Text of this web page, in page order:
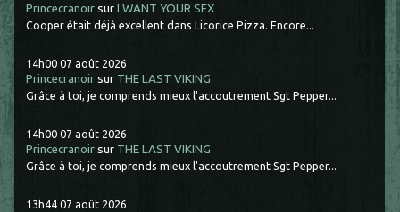
Princecranoir surI WANT YOUR SEX
Cooper était déjà excellent dans Licorice Pizza. Encore...
14h00 07 août 2026
Princecranoir sur THE LAST VIKING
Grâce à toi, je comprends mieux l'accoutrement Sgt Pepper...
14h00 07 août 2026
Princecranoir sur THE LAST VIKING
Grâce à toi, je comprends mieux l'accoutrement Sgt Pepper...
13h44 07 août 2026